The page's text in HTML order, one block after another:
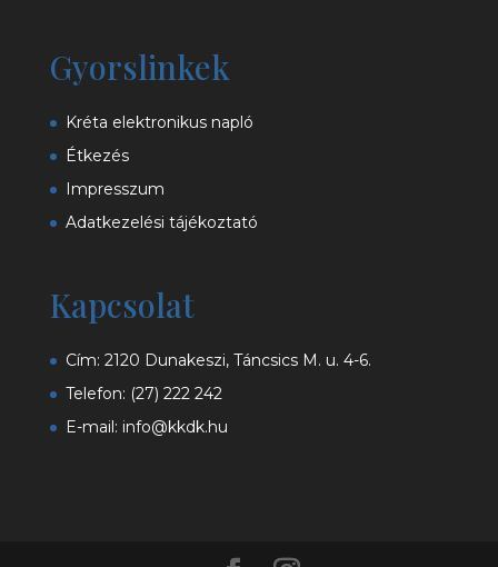
Gyorslinkek
Kréta elektronikus napló
Étkezés
Impresszum
Adatkezelési tájékoztató
Kapcsolat
Cím: 2120 Dunakeszi, Táncsics M. u. 4-6.
Telefon: (27) 222 242
E-mail: info@kkdk.hu